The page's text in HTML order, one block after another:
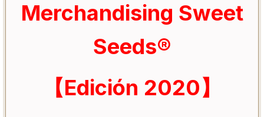
Merchandising Sweet
Seeds®
【Edición 2020】